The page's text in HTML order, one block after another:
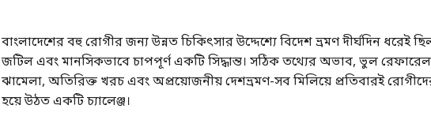
বাংলাদেশের বহু রোগীর জন্য উন্নত চিকিৎসার উদ্দেশ্যে বিদেশ ভ্রমণ দীর্ঘদিন ধরেই
জটিল এবং মানসিকভাবে চাপপূর্ণ একটি সিদ্ধান্ত। সঠিক তথ্যের অভাব, ভুল
ঝামেলা, অতিরিক্ত খরচ এবং অপ্রয়োজনীয় দেশভ্রমণ-সব মিলিয়ে প্রতিবারই
হয়ে উঠত একটি চ্যালেঞ্জ।